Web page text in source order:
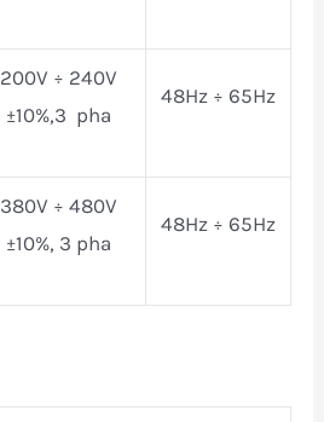
200V ÷ 240V
±10%,3 pha
48Hz ÷ 65Hz
380V ÷ 480V
±10%, 3 pha
48Hz ÷ 65Hz